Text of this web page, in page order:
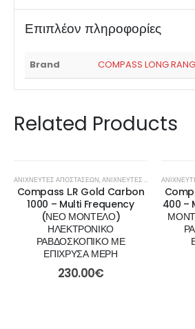
Επιπλέον πληροφορίες
Brand COMPASS LONG
Related Products
ΑΝΙΧΝΕΥΤΕΣ ΑΠΟΣΤΑΣΕΩΝ,ΑΝΙΧΝΕΥΤΈΣ ΧΡΥΣΟΎ
Compass L.R Gold Carbon
1000 – Multi Frequency
(ΝΕΟ ΜΟΝΤΕΛΟ)
ΗΛΕΚΤΡΟΝΙΚΟ
ΡΑΒΔΟΣΚΟΠΙΚΟ ΜΕ
ΕΠΙΧΡΥΣΑ ΜΕΡΗ
230.00€
400 –